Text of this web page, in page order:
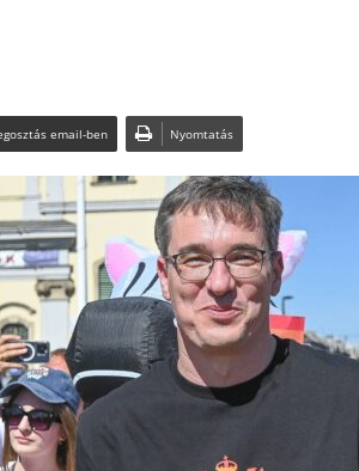
email-ben Nyomtatás